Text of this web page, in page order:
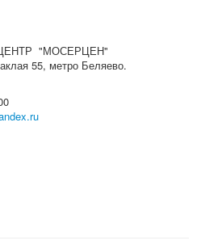
"МОСЕРЦЕН"
55, метро Беляево.